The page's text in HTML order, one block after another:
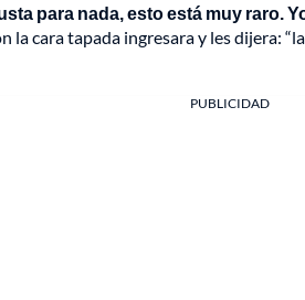
para nada, esto está muy raro.
la cara tapada ingresara y les dijera:
PUBLICIDAD